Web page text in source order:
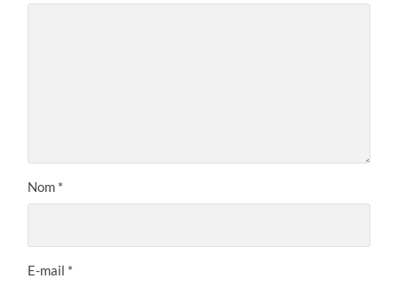
Nom *
E-mail *